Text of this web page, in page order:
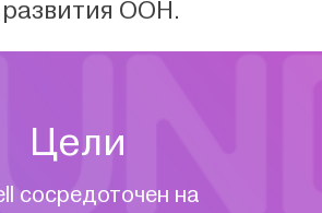
развития ООН.
Цели
сосредоточен на